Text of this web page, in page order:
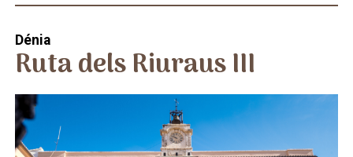
Dénia
Ruta dels Riuraus III